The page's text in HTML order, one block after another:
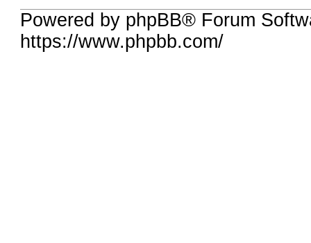
Powered by phpBB® Forum
https://www.phpbb.com/